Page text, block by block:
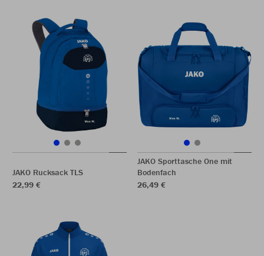
JAKO Rucksack TLS
22,99 €
JAKO Sporttasche One mit
Bodenfach
26,49 €